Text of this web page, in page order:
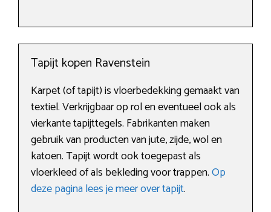
Tapijt kopen Ravenstein
Karpet (of tapijt) is vloerbedekking gemaakt van
textiel. Verkrijgbaar op rol en eventueel ook als
vierkante tapijttegels. Fabrikanten maken
gebruik van producten van jute, zijde, wol en
katoen. Tapijt wordt ook toegepast als
vloerkleed of als bekleding voor trappen.Op
deze pagina lees je meer over tapijt.